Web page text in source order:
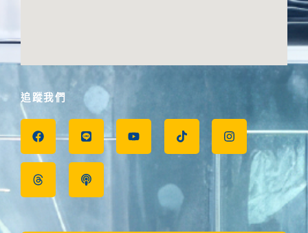
追蹤我們
F
a
c
e
b
o
o
L
i
e
Y
o
t
T
i
k
t
I
n
t
T
h
r
e
a
d
s
P
o
c
a
s
t